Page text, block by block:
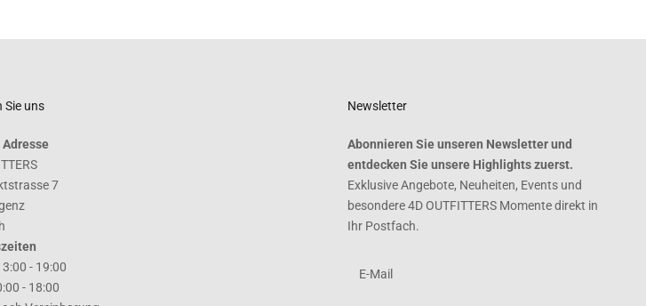
Sie uns
7
- 19:00
- 18:00
Newsletter
Abonnieren Sie unseren Newsletter und
entdecken Sie unsere Highlights zuerst.
Exklusive Angebote, Neuheiten, Events und
besondere 4D OUTFITTERS Momente direkt in
Ihr Postfach.